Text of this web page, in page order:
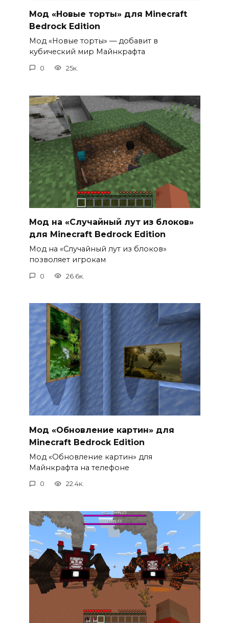
Мод «Новые торты» для Minecraft
Bedrock Edition
Мод «Новые торты» — добавит в
кубический мир Майнкрафта
0 25к.
Мод на «Случайный лут из блоков»
для Minecraft Bedrock Edition
Мод на «Случайный лут из блоков»
позволяет игрокам
0 26.6к.
Мод «Обновление картин» для
Minecraft Bedrock Edition
Мод «Обновление картин» для
Майнкрафта на телефоне
0 22.4к.